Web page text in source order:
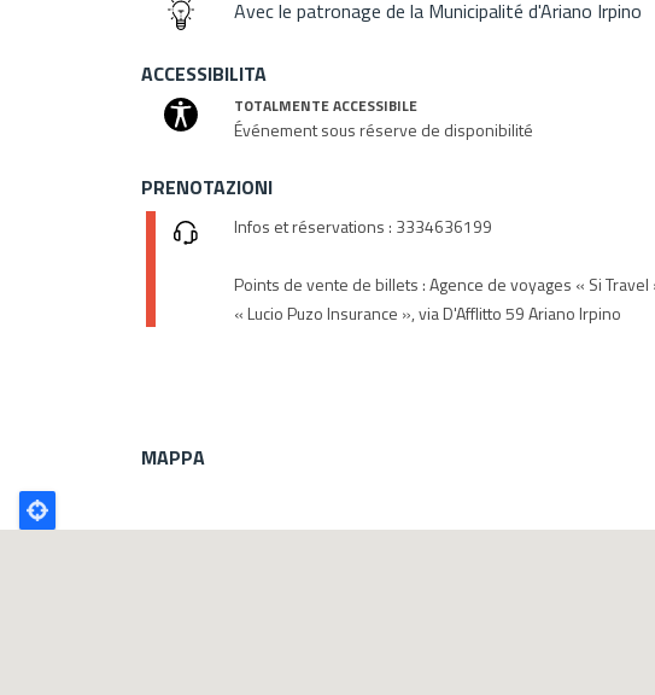
Avec le patronage de la Municipalité d'Ariano Irpino
ACCESSIBILITA
TOTALMENTE ACCESSIBILE
Événement sous réserve de disponibilité
PRENOTAZIONI
Infos et réservations : 3334636199
Points de vente de billets : Agence de voyages « Si
« Lucio Puzo Insurance », via D'Afflitto 59 Ariano Irpino
MAPPA
Poligono
GEO